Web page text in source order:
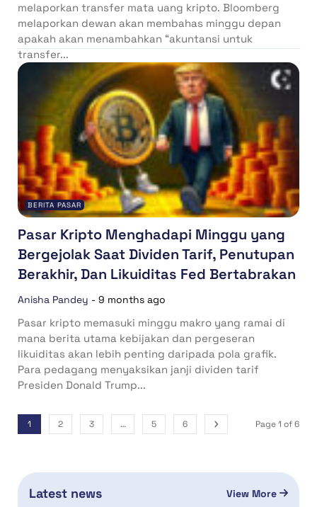
melaporkan transfer mata uang kripto. Bloomberg
melaporkan dewan akan membahas minggu depan
apakah akan menambahkan “akuntansi untuk
transfer...
BERITA PASAR
Pasar Kripto Menghadapi Minggu yang
Bergejolak Saat Dividen Tarif, Penutupan
Berakhir, Dan Likuiditas Fed Bertabrakan
Anisha Pandey - 9 months ago
Pasar kripto memasuki minggu makro yang ramai di
mana berita utama kebijakan dan pergeseran
likuiditas akan lebih penting daripada pola grafik.
Para pedagang menyaksikan janji dividen tarif
Presiden Donald Trump...
1 2 3 … 5 6 Page 1 of 6
Latest news View More